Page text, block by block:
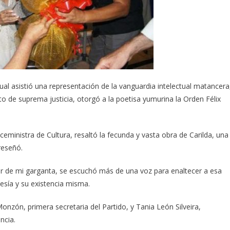
asistió una representación de la vanguardia intelectual
de suprema justicia, otorgó a la poetisa yumurina la Orden Félix
de Cultura, resaltó la fecunda y vasta obra de Carilda, una
mi garganta, se escuchó más de una voz para enaltecer a esa
y su existencia misma.
primera secretaria del Partido, y Tania León Silveira,